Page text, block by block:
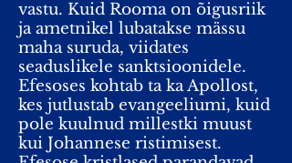
vastu. Kuid Rooma on õigusriik
ja ametnikel lubatakse mässu
maha suruda, viidates
seaduslikele sanktsioonidele.
Efesoses kohtab ta ka Apollost,
kes jutlustab evangeeliumi, kuid
pole kuulnud millestki muust
kui Johannese ristimisest.